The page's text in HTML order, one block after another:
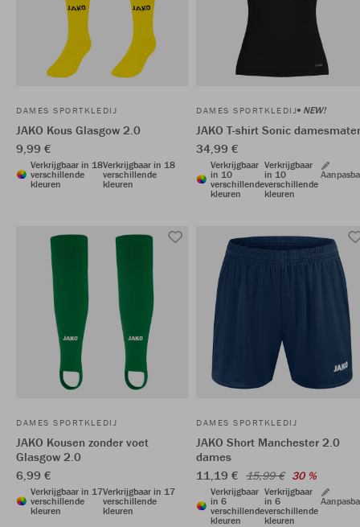
DAMES SPORTKLEDIJ
JAKO Kous Glasgow 2.0
9,99 €
Verkrijgbaar in 18
verschillende
kleuren
Verkrijgbaar in 18
verschillende
kleuren
DAMES SPORTKLEDIJ NEW!
JAKO T-shirt Sonic
34,99 €
Verkrijgbaar
in 10
verschillende
kleuren
Verkrijgbaar
in 10
verschillende
kleuren
DAMES SPORTKLEDIJ
JAKO Kousen zonder voet
Glasgow 2.0
6,99 €
Verkrijgbaar in 17
verschillende
kleuren
Verkrijgbaar in 17
verschillende
kleuren
DAMES SPORTKLEDIJ
JAKO Short Manchester 2.0
dames
11,19 € 15,99 € 30 %
Verkrijgbaar
in 6
verschillende
kleuren
Verkrijgbaar
in 6
verschillende
kleuren